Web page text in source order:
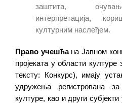
заштита,
интерпретација,
културним наслеђем.
Право учешћана Јавном
пројеката у области
тексту: Конкурс), имају
удружења регистрована
културе, као и други